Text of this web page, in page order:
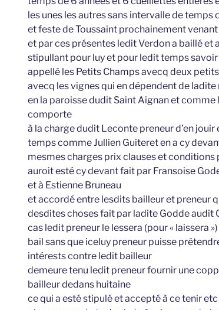
les unes les autres sans intervalle de
et feste de Toussaint prochainement
et par ces présentes ledit Verdon a baillé
stipullant pour luy et pour ledit temps
appellé les Petits Champs avecq deux
avecq les vignes qui en dépendent de
en la paroisse dudit Saint Aignan et
comporte
à la charge dudit Leconte preneur d’en
temps comme Jullien Guiteret en a cy
mesmes charges prix clauses et conditions
auroit esté cy devant fait par Fransoise
et à Estienne Bruneau
et accordé entre lesdits bailleur et preneur
desdites choses fait par ladite Godde audit
cas ledit preneur le lessera (pour « laissera
bail sans que iceluy preneur puisse
intérests contre ledit bailleur
demeure tenu ledit preneur fournir une
bailleur dedans huitaine
ce qui a esté stipulé et accepté à ce tenir